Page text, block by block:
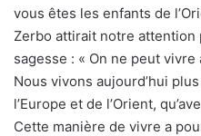
vous êtes les enfants de
Zerbo attirait notre attention
sagesse : « On ne peut vivre
Nous vivons aujourd’hui
l’Europe et de l’Orient,
Cette manière de vivre a